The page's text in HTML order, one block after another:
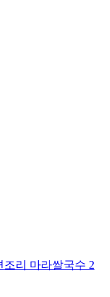
리 마라쌀국수 2